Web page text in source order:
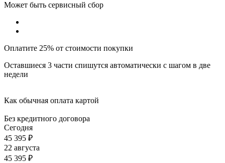
Может быть сервисный сбор
Оплатите 25% от стоимости покупки
Оставшиеся 3 части спишутся автоматически с шагом в две
недели
Как обычная оплата картой
Без кредитного договора
Сегодня
45 395 ₽
22 августа
45 395 ₽